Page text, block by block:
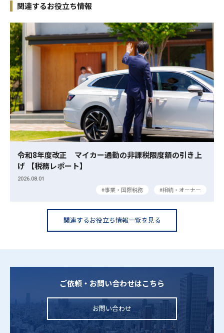
関連するお役立ち情報
令和8年度改正 マイカー通勤の非課税限度額の引き上
げ 【税務レポート】
2026.08.01
事業・国際税務 相続・オーナー
関連するお役立ち情報一覧を見る
ご依頼・お問い合わせはこちら
お問い合わせ